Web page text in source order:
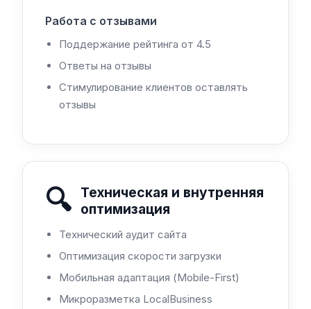
Работа с отзывами
Поддержание рейтинга от 4.5
Ответы на отзывы
Стимулирование клиентов оставлять
отзывы
🔍 Техническая и внутренняя
оптимизация
Технический аудит сайта
Оптимизация скорости загрузки
Мобильная адаптация (Mobile-First)
Микроразметка LocalBusiness